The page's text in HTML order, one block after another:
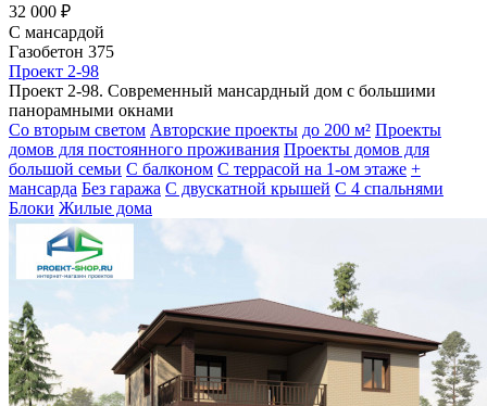
32 000 ₽
С мансардой
Газобетон 375
Проект 2-98
Проект 2-98. Современный мансардный дом с большими
панорамными окнами
Со вторым светом Авторские проекты до 200 м² Проекты
домов для постоянного проживания Проекты домов для
большой семьи С балконом С террасой на 1-ом этаже +
мансарда Без гаража С двускатной крышей С 4 спальнями
Блоки Жилые дома